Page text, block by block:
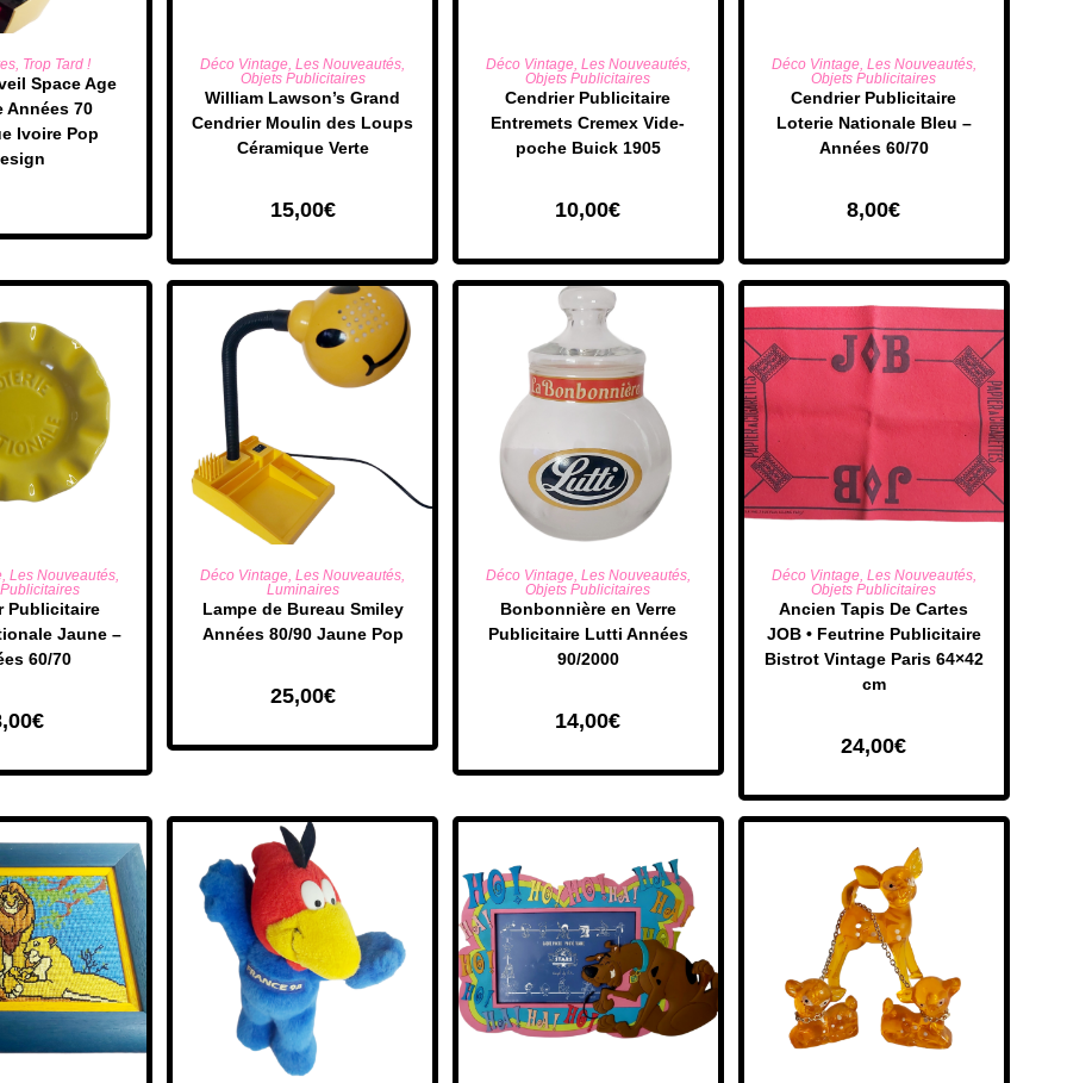
SUITE
, Trop Tard !
Space Age
Années 70
Ivoire Pop
AJOUTER AU PANIER
Déco Vintage,Les Nouveautés,
Objets Publicitaires
​William Lawson’s Grand
Cendrier Moulin des Loups
Céramique Verte
15,00€
AJOUTER AU PANIER
Déco Vintage, Les Nouveautés,
Objets Publicitaires
Cendrier Publicitaire
Entremets Cremex Vide-
poche Buick 1905
10,00€
AJOUTER AU PANIER
Déco Vintage, Les Nouveautés,
Objets Publicitaires
Cendrier Publicitaire
Loterie Nationale Bleu –
Années 60/70
8,00€
AU PANIER
,Les Nouveautés,
Publicitaire
Jaune –
60/70
€
AJOUTER AU PANIER
Déco Vintage,Les Nouveautés,
Luminaires
​Lampe de Bureau Smiley
Années 80/90 Jaune Pop
25,00€
AJOUTER AU PANIER
Déco Vintage, Les Nouveautés,
Objets Publicitaires
Bonbonnière en Verre
Publicitaire Lutti Années
90/2000
14,00€
AJOUTER AU PANIER
Déco Vintage, Les Nouveautés,
Objets Publicitaires
Ancien Tapis De Cartes
JOB • Feutrine Publicitaire
Bistrot Vintage Paris 64×42
cm
24,00€